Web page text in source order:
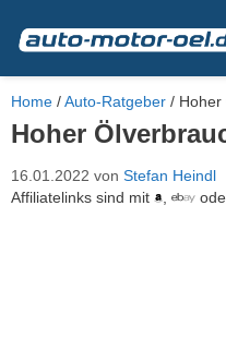
Inhalt
springen
Home /Auto-Ratgeber / Hoher
Hoher
16.01.2022 von Stefan Heindl
Affiliatelinks sind mit